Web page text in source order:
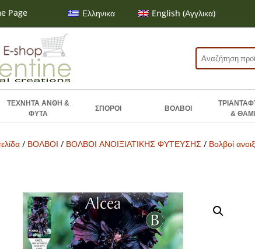
Page Ελληνικα English (Αγγλικα)
Αναζήτηση
για:
ΤΕΧΝΗΤΑ ΑΝΘΗ &
ΦΥΤΑ
ΣΠΟΡΟΙ ΒΟΛΒΟΙ
&
/ ΒΟΛΒΟΙ / ΒΟΛΒOI ΑΝΟΙΞΙΑΤΙΚΗΣ ΦΥΤΕΥΣΗΣ / Βολβοί